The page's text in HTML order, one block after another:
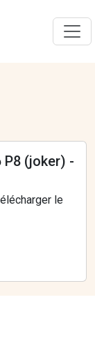
P8 (joker) -
le